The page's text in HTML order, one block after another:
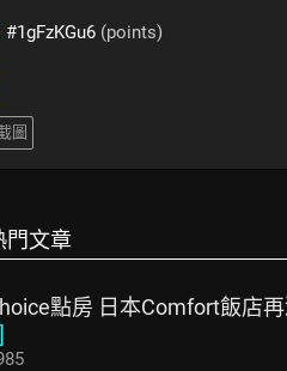
#1gFzKGu6 (points)
圖
門文章
點房 日本Comfort飯店
]